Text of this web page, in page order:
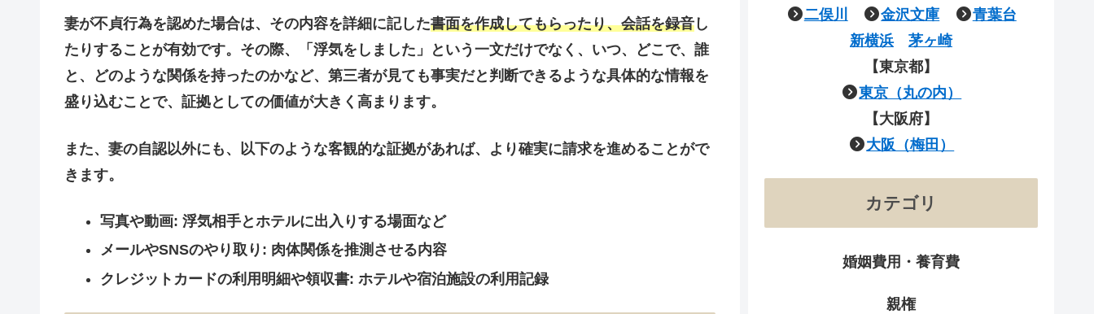
妻が不貞行為を認めた場合は、その内容を詳細に記した書面を作成してもらったり、会話を録音 し
たりすることが有効です。その際、「浮気をしました」という一文だけでなく、 いつ、どこで、誰
と、どのような関係を持ったのかなど、第三者が見ても事実だと判断できるような具体的な情報を
盛り込むことで、証拠としての価値が大きく高まります。
また、妻の自認以外にも、以下のような客観的な証拠があれば、より確実に請求を進めることがで
きます。
写真や動画: 浮気相手とホテルに出入りする場面など
メールやSNSのやり取り : 肉体関係を推測させる内容
クレジットカードの利用明細や領収書: ホテルや宿泊施設の利用記録
二俣川
金沢文庫
青葉台
新横浜
茅ヶ崎
【東京都】
東京（丸の内）
【大阪府】
大阪（梅田）
カテゴリ
婚姻費用・養育費
親権